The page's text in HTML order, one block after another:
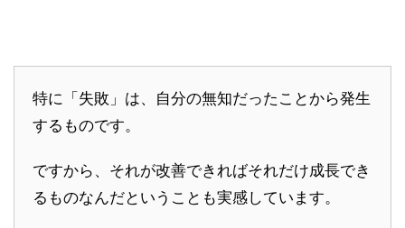
特に「失敗」は、自分の無知だったことから発生
するものです。
ですから、それが改善できればそれだけ成長でき
るものなんだということも実感しています。